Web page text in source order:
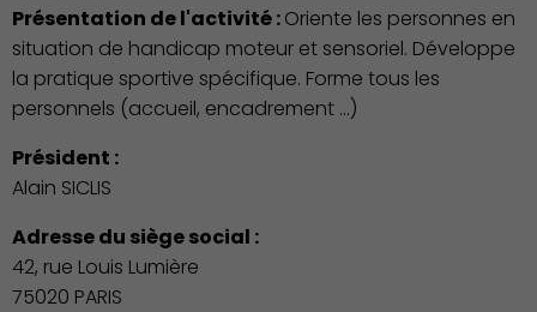
Présentation de l'activité :Oriente les personnes en
situation de handicap moteur et sensoriel. Développe
la pratique sportive spécifique. Forme tous les
personnels (accueil, encadrement ...)
Président :
Alain SICLIS
Adresse du siège social :
42, rue Louis Lumière
75020 PARIS